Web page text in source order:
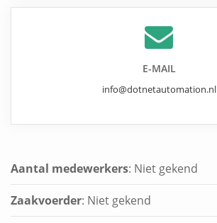
E-MAIL
info@dotnetautomation.nl
Aantal medewerkers: Niet gekend
Zaakvoerder: Niet gekend